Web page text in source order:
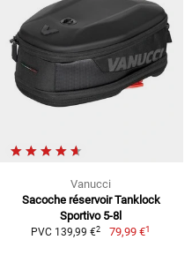
Vanucci
Sacoche réservoir Tanklock
Sportivo 5-8l
PVC 139,99 €2 79,99 €1